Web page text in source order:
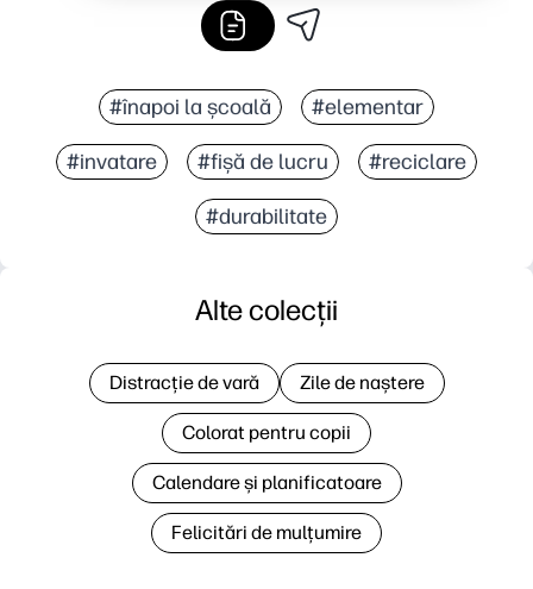
#înapoi la școală #elementar
#invatare #fișă de lucru #reciclare
#durabilitate
Alte colecții
Distracție de vară Zile de naștere
Colorat pentru copii
Calendare și planificatoare
Felicitări de mulțumire